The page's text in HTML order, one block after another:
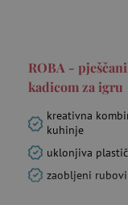
ROBA -
kadicom za igru
kreativna
kuhinje
uklonjiva
zaobljeni